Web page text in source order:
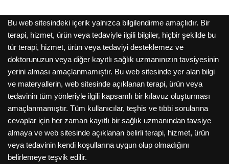
Bu web sitesindeki içerik yalnızca bilgilendirme amaçlıdır. Bir
terapi, hizmet, ürün veya tedaviyle ilgili bilgiler, hiçbir şekilde bu
tür terapi, hizmet, ürün veya tedaviyi desteklemez ve
doktorunuzun veya diğer kayıtlı sağlık uzmanınızın tavsiyesinin
yerini alması amaçlanmamıştır. Bu web sitesinde yer alan bilgi
ve materyallerin, web sitesinde açıklanan terapi, ürün veya
tedavinin tüm yönleriyle ilgili kapsamlı bir kılavuz oluşturması
amaçlanmamıştır. Tüm kullanıcılar, teşhis ve tıbbi sorularına
cevaplar için her zaman kayıtlı bir sağlık uzmanından tavsiye
almaya ve web sitesinde açıklanan belirli terapi, hizmet, ürün
veya tedavinin kendi koşullarına uygun olup olmadığını
belirlemeye teşvik edilir.